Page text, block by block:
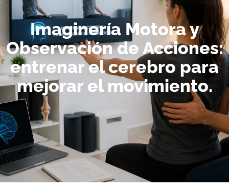
Imaginería Motora y
Observación de Acciones:
entrenar el cerebro para
mejorar el movimiento.